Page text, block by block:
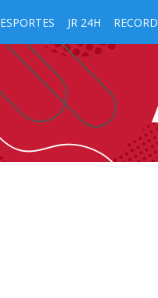
ESPORTES JR 24H RECORD